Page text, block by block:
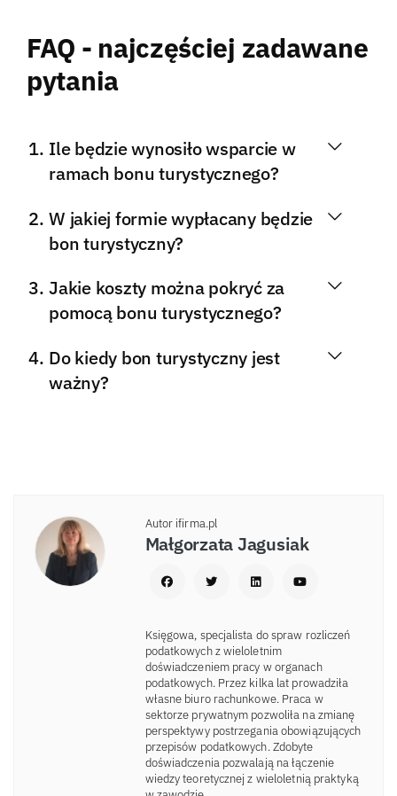
FAQ - najczęściej zadawane
pytania
Ile będzie wynosiło wsparcie w
ramach bonu turystycznego?
W jakiej formie wypłacany będzie
bon turystyczny?
Jakie koszty można pokryć za
pomocą bonu turystycznego?
Do kiedy bon turystyczny jest
ważny?
Autor ifirma.pl
Małgorzata Jagusiak
Księgowa, specjalista do spraw rozliczeń
podatkowych z wieloletnim
doświadczeniem pracy w organach
podatkowych. Przez kilka lat prowadziła
własne biuro rachunkowe. Praca w
sektorze prywatnym pozwoliła na zmianę
perspektywy postrzegania obowiązujących
przepisów podatkowych. Zdobyte
doświadczenia pozwalają na łączenie
wiedzy teoretycznej z wieloletnią praktyką